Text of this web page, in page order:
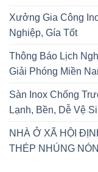
Xưởng Gia Công
Nghiệp, Gía Tốt
Thông Báo Lịch
Giải Phóng Miền
Sàn Inox Chống
Lạnh, Bền, Dễ Vệ
NHÀ Ở XÃ HỘI
THÉP NHÚNG